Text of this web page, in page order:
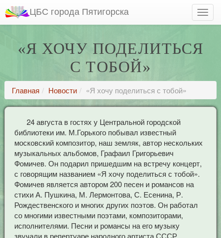
ЦБС города Пятигорска
«Я ХОЧУ ПОДЕЛИТЬСЯ
С ТОБОЙ»
Главная Новости «Я хочу поделиться с тобой»
24 августа в гостях у Центральной городской
библиотеки им. М.Горького побывал известный
московский композитор, наш земляк, автор нескольких
музыкальных альбомов, Графаил Григорьевич
Фомичев. Он подарил пришедшим на встречу концерт,
с говорящим названием «Я хочу поделиться с тобой».
Фомичев является автором 200 песен и романсов на
стихи А. Пушкина, М. Лермонтова, С. Есенина, Р.
Рождественского и многих других поэтов. Он работал
со многими известными поэтами, композиторами,
исполнителями. Песни и романсы на его музыку
звучали в репертуаре народного артиста СССР